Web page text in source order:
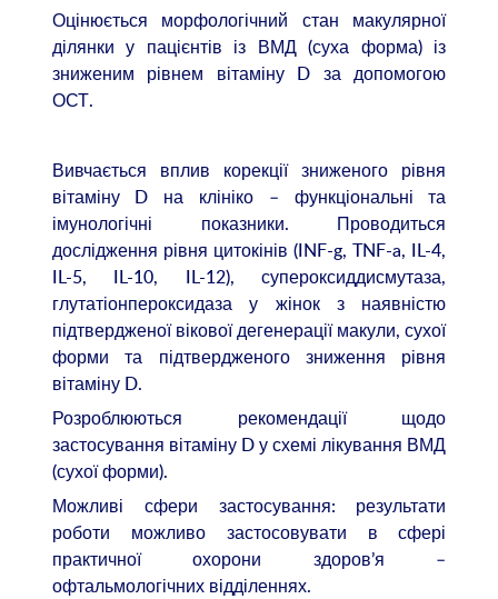
Оцінюється морфологічний стан макулярної
ділянки у пацієнтів із ВМД (суха форма) із
зниженим рівнем вітаміну D за допомогою
ОСТ.
Вивчається вплив корекції зниженого рівня
вітаміну D на клініко – функціональні та
імунологічні показники. Проводиться
дослідження рівня цитокінів (INF-g, TNF-a, IL-4,
IL-5, IL-10, IL-12), супероксиддисмутаза,
глутатіонпероксидаза у жінок з наявністю
підтвердженої вікової дегенерації макули, сухої
форми та підтвердженого зниження рівня
вітаміну D.
Розроблюються рекомендації щодо
застосування вітаміну D у схемі лікування ВМД
(сухої форми).
Можливі сфери застосування: результати
роботи можливо застосовувати в сфері
практичної охорони здоров’я –
офтальмологічних відділеннях.